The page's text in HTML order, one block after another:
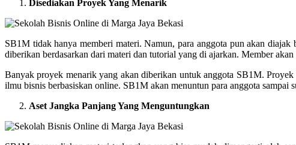
Disediakan Proyek Yang Menarik
SB1M tidak hanya memberi materi. Namun, para anggota pun akan
diberikan berdasarkan dari materi dan tutorial yang di ajarkan. Member
Banyak proyek menarik yang akan diberikan untuk anggota SB1M.
ilmu bisnis berbasiskan online. SB1M akan menuntun para anggota sampai
Aset Jangka Panjang Yang Menguntungkan